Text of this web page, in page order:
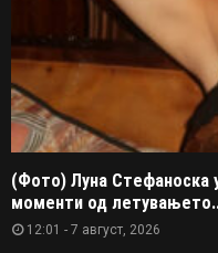
(Фото) Луна Стефаноска
моменти од
12:01 - 7 август, 2026